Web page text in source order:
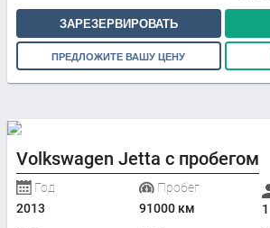
ЗАРЕЗЕРВИРОВАТЬ
ПРЕДЛОЖИТЕ ВАШУ ЦЕНУ
Volkswagen Jetta с пробегом
Год
2013
Пробег
91000 км
1